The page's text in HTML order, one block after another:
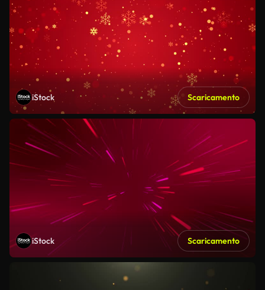
iStock Scaricamento
iStock Scaricamento